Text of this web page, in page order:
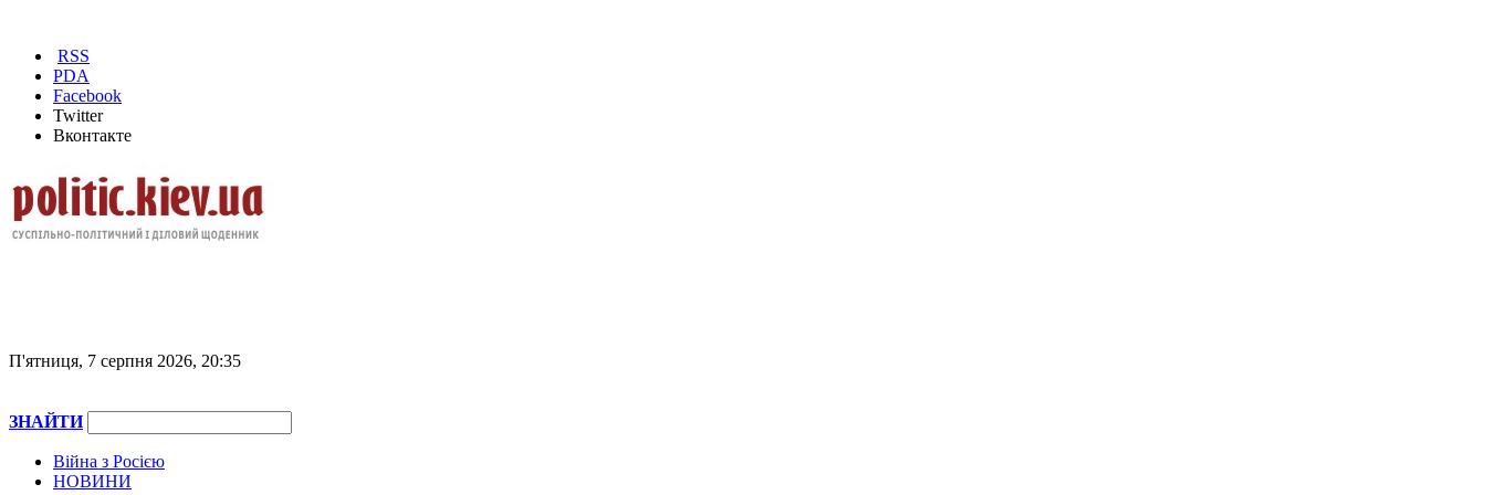
RSS
PDA
Facebook
Twitter
Вконтакте
П'ятниця, 7 серпня 2026, 20:35
ЗНАЙТИ
Війна з Росією
НОВИНИ